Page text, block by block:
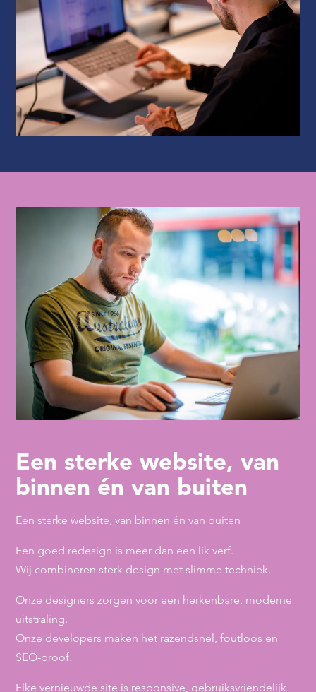
Een sterke website, van
binnen én van buiten
Een sterke website, van binnen én van buiten
Een goed redesign is meer dan een lik verf.
Wij combineren sterk design met slimme techniek.
Onze designers zorgen voor een herkenbare, moderne
uitstraling.
Onze developers maken het razendsnel, foutloos en
SEO-proof.
Elke vernieuwde site is responsive, gebruiksvriendelijk